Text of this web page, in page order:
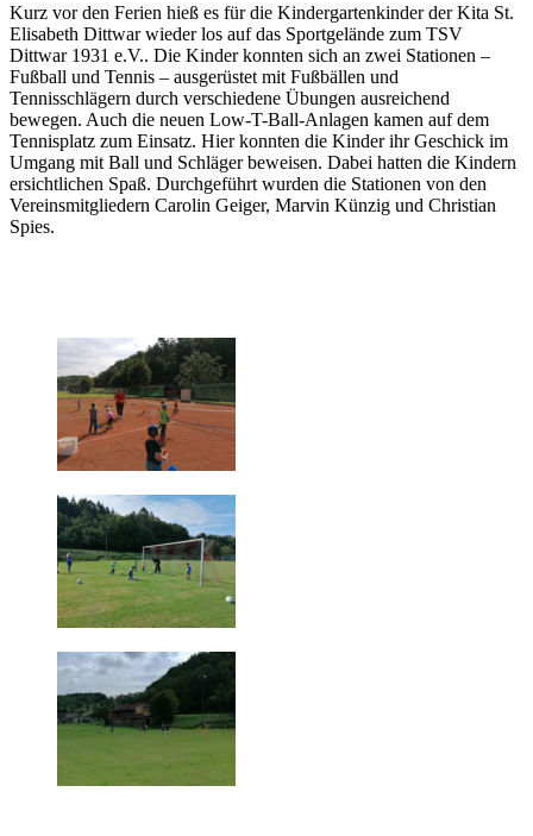
Kurz vor den Ferien hieß es für die Kindergartenkinder der Kita St.
Elisabeth Dittwar wieder los auf das Sportgelände zum TSV
Dittwar 1931 e.V.. Die Kinder konnten sich an zwei Stationen –
Fußball und Tennis – ausgerüstet mit Fußbällen und
Tennisschlägern durch verschiedene Übungen ausreichend
bewegen. Auch die neuen Low-T-Ball-Anlagen kamen auf dem
Tennisplatz zum Einsatz. Hier konnten die Kinder ihr Geschick im
Umgang mit Ball und Schläger beweisen. Dabei hatten die Kindern
ersichtlichen Spaß. Durchgeführt wurden die Stationen von den
Vereinsmitgliedern Carolin Geiger, Marvin Künzig und Christian
Spies.